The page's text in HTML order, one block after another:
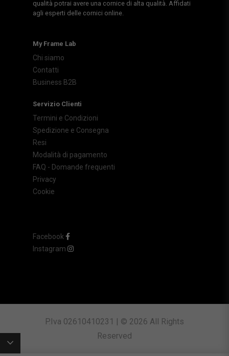
qualità potrai avere una cornice di alta qualità. Affidati
agli esperti delle cornici online.
My Frame Lab
Chi siamo
Contatti
Business B2B
Servizio Clienti
Termini e Condizioni
Spedizione e Consegna
Resi
Modalità di pagamento
FAQ - Domande frequenti
Privacy
Cookie
Facebook
Instagram
P.Iva 02610410231 | © 2026 All Rights
Reserved